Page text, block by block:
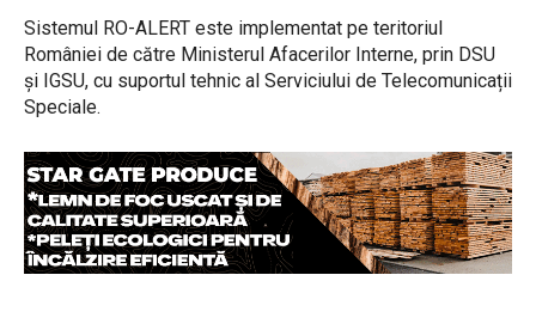
Sistemul RO-ALERT este implementat pe teritoriul
României de către Ministerul Afacerilor Interne, prin DSU
și IGSU, cu suportul tehnic al Serviciului de Telecomunicații
Speciale.